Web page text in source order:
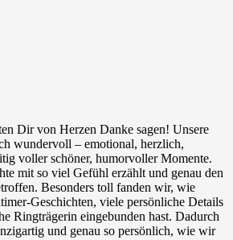
Dir von Herzen Danke sagen! Unsere
wundervoll – emotional, herzlich,
voller schöner, humorvoller Momente.
mit so viel Gefühl erzählt und genau den
Besonders toll fanden wir, wie
Geschichten, viele persönliche Details
Ringträgerin eingebunden hast. Dadurch
und genau so persönlich, wie wir